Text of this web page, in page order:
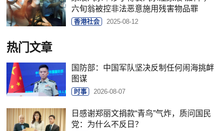
六旬翁被控非法恶意施用残害物品罪
香港社会 2025-08-12
热门文章
国防部：中国军队坚决反制任何闹海挑衅
图谋
时事 2026-08-07
日感谢郑丽文捐款“青鸟”气炸，质问国民
党：为什么不反日？